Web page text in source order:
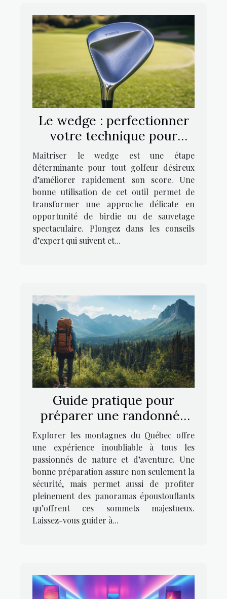
Le wedge : perfectionner
votre technique pour
mieux scorer
Maîtriser le wedge est une étape
déterminante pour tout golfeur désireux
d’améliorer rapidement son score. Une
bonne utilisation de cet outil permet de
transformer une approche délicate en
opportunité de birdie ou de sauvetage
spectaculaire. Plongez dans les conseils
d’expert qui suivent et...
Guide pratique pour
préparer une randonnée
réussie dans les
montagnes du Québec
Explorer les montagnes du Québec offre
une expérience inoubliable à tous les
passionnés de nature et d’aventure. Une
bonne préparation assure non seulement la
sécurité, mais permet aussi de profiter
pleinement des panoramas époustouflants
qu’offrent ces sommets majestueux.
Laissez-vous guider à...